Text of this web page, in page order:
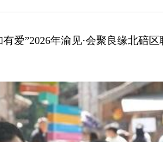
爱”2026年渝见·会聚良缘北碚区